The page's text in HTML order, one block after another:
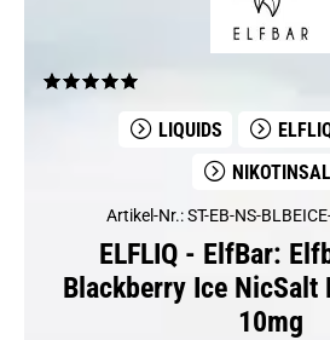
LIQUIDS
Artikel-Nr.: ST-EB-NS-
ELFLIQ - ElfBar:
Blackberry Ice
10mg